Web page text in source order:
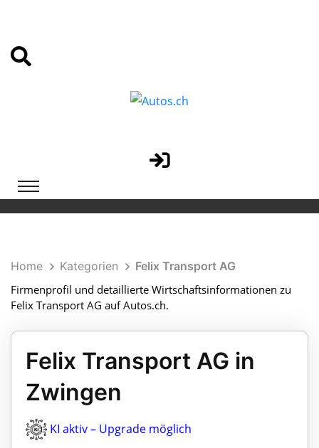
Home Kategorien
Felix Transport AG
Firmenprofil und detaillierte Wirtschaftsinformationen zu
Felix Transport AG auf Autos.ch.
Felix Transport AG in
Zwingen
KI aktiv – Upgrade möglich